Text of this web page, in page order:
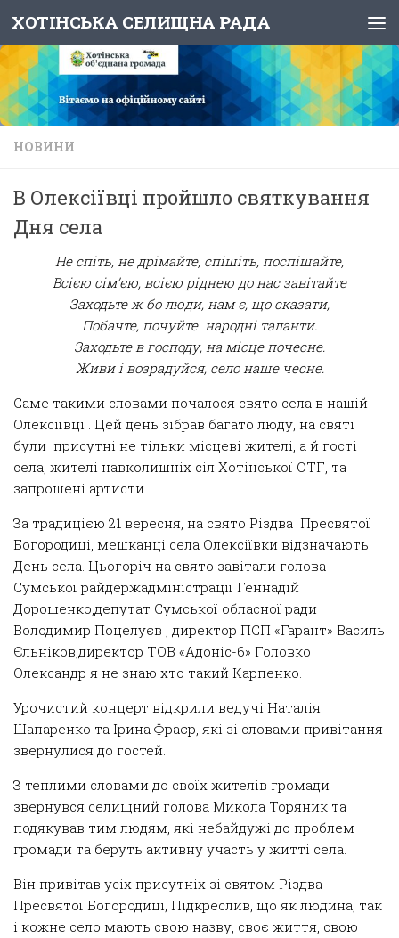
Skip to content
ХОТІНСЬКА СЕЛИЩНА РАДА
НОВИНИ
В Олексіївці пройшло святкування
Дня села
Не спіть, не дрімайте, спішіть, поспішайте,
Всією сім’єю, всією ріднею до нас завітайте
Заходьте ж бо люди, нам є, що сказати,
Побачте, почуйте народні таланти.
Заходьте в господу, на місце почесне.
Живи і возрадуйся, село наше чесне.
Саме такими словами почалося свято села в нашій
Олексіївці . Цей день зібрав багато люду, на святі
були присутні не тільки місцеві жителі, а й гості
села, жителі навколишніх сіл Хотінської ОТГ, та
запрошені артисти.
За традицією 21 вересня, на свято Різдва Пресвятої
Богородиці, мешканці села Олексіївки відзначають
День села. Цьогоріч на свято завітали голова
Сумськоїрайдержадміністрації Геннадій
Дорошенко,депутат Сумської обласної ради
Володимир Поцелуєв , директор ПСП «Гарант» Василь
Єльніков,директор ТОВ «Адоніс-6» Головко
Олександр я не знаю хто такий Карпенко.
Урочистий концерт відкрили ведучі Наталія
Шапаренко та Ірина Фраєр, які зі словами привітання
звернулися до гостей.
З теплими словами до своїх жителів громади
звернувся селищний голова Микола Торяник та
подякував тим людям, які небайдужі до проблем
громади та беруть активну участь у житті села.
Він привітав усіх присутніх зі святом Різдва
Пресвятої Богородиці, Підкреслив, що як людина, так
і кожне село мають свою назву, своє життя, свою